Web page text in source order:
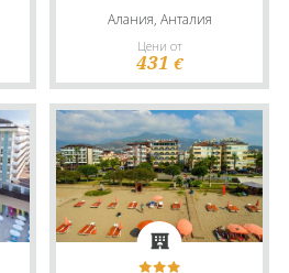
Алания, Анталия
Цени от
431 €